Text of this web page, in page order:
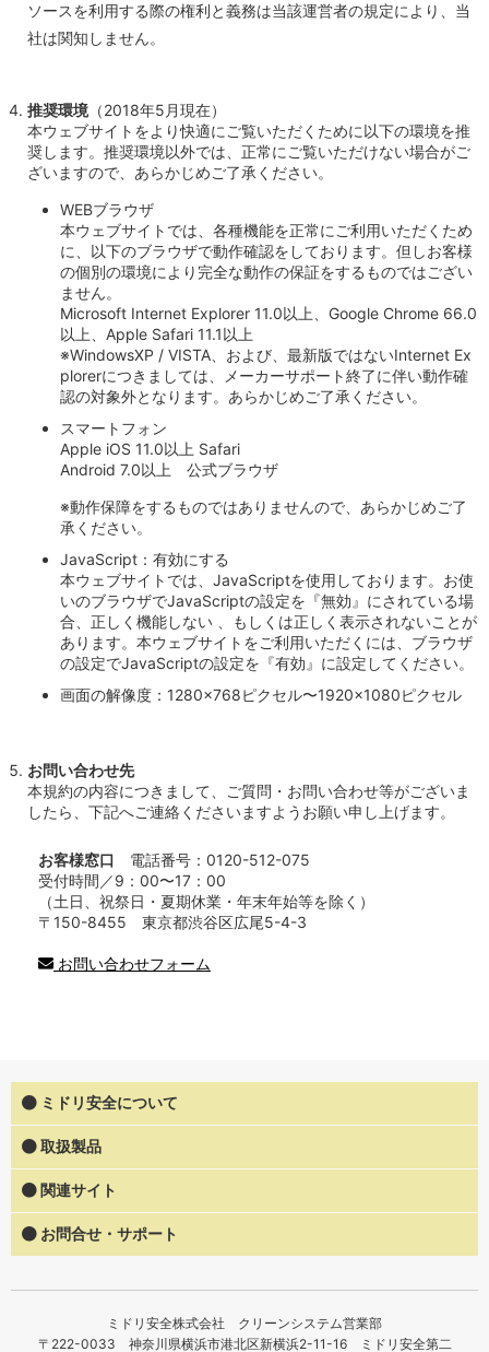
ソースを利用する際の権利と義務は当該運営者の規定により、当
社は関知しません。
推奨環境 （2018年5月現在）
本ウェブサイトをより快適にご覧いただくために以下の環境を推
奨します。推奨環境以外では、正常にご覧いただけない場合がご
ざいますので、あらかじめご了承ください。
WEBブラウザ
本ウェブサイトでは、各種機能を正常にご利用いただくため
に、以下のブラウザで動作確認をしております。但しお客様
の個別の環境により完全な動作の保証をするものではござい
ません。
Microsoft Internet Explorer 11.0以上、Google Chrome 66.0
以上、Apple Safari 11.1以上
※WindowsXP / VISTA、および、最新版ではないInternet Ex
plorerにつきましては、メーカーサポート終了に伴い動作確
認の対象外となります。あらかじめご了承ください。
スマートフォン
Apple iOS 11.0以上 Safari
Android 7.0以上 公式ブラウザ
※動作保障をするものではありませんので、あらかじめご了
承ください。
JavaScript：有効にする
本ウェブサイトでは、JavaScriptを使用しております。お使
いのブラウザでJavaScriptの設定を『無効』にされている場
合、正しく機能しない 、もしくは正しく表示されないことが
あります。本ウェブサイトをご利用いただくには、ブラウザ
の設定でJavaScriptの設定を『有効』に設定してください。
画面の解像度：1280×768ピクセル〜1920×1080ピクセル
お問い合わせ先
本規約の内容につきまして、ご質問・お問い合わせ等がございま
したら、下記へご連絡くださいますようお願い申し上げます。
お客様窓口 電話番号：0120-512-075
受付時間／9：00〜17：00
（土日、祝祭日・夏期休業・年末年始等を除く）
〒150-8455 東京都渋谷区広尾5-4-3
お問い合わせフォーム
ミドリ安全について
取扱製品
関連サイト
お問合せ・サポート
ミドリ安全株式会社 クリーンシステム営業部
〒222-0033 神奈川県横浜市港北区新横浜2-11-16 ミドリ安全第二